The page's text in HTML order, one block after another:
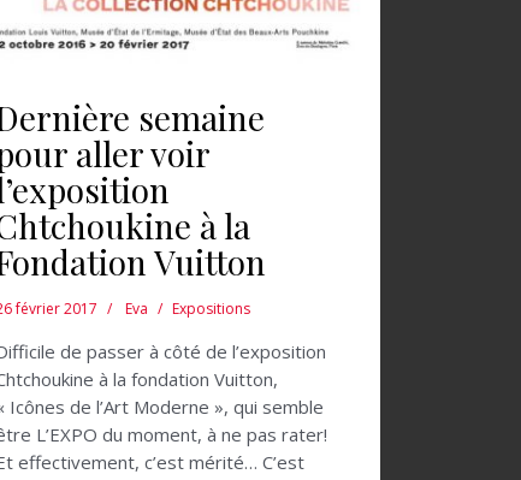
semaine
aller voir
à la
Vuitton
février 2017 Eva Expositions
de passer à côté de l’exposition
à la fondation Vuitton,
Icônes de l’Art Moderne », qui semble
L’EXPO du moment, à ne pas rater!
effectivement, c’est mérité… C’est